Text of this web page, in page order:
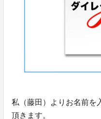
私（藤田）よりお名前を
頂きます。